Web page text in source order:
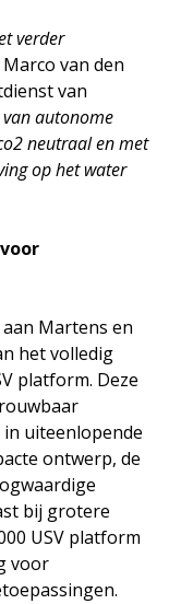
verder
van den
van
van autonome
neutraal en met
op het water
Martens en
het volledig
platform. Deze
uiteenlopende
ontwerp, de
bij grotere
USV platform
voor